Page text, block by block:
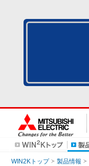
WIN2Kトップ 製品情報